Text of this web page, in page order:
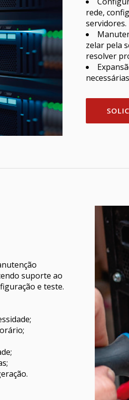
rede,
servidores.
zelar pela
resolver
suporte ao
e teste.